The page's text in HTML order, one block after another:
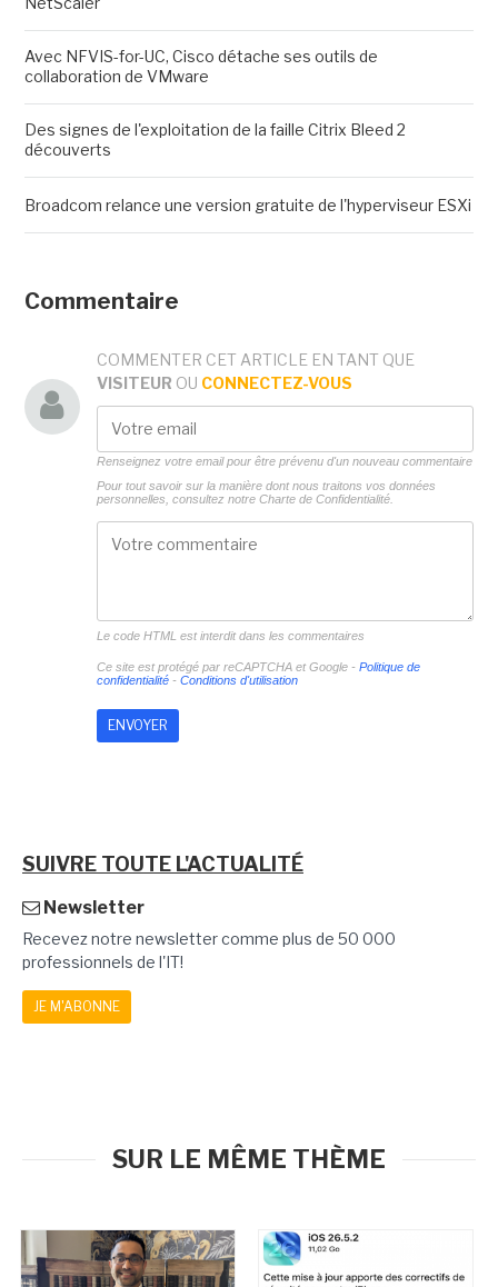
Avec NFVIS-for-UC, Cisco détache ses outils de
collaboration de VMware
Des signes de l'exploitation de la faille Citrix Bleed 2
découverts
Broadcom relance une version gratuite de l'hyperviseur ESXi
Commentaire
COMMENTER CET ARTICLE EN TANT QUE
VISITEUR OU CONNECTEZ-VOUS
Renseignez votre email pour être prévenu d'un nouveau commentaire
Pour tout savoir sur la manière dont nous traitons vos données
personnelles, consultez notre Charte de Confidentialité.
Le code HTML est interdit dans les commentaires
Ce site est protégé par reCAPTCHA et Google - Politique de
confidentialité- Conditions d'utilisation
SUIVRE TOUTE L'ACTUALITÉ
Newsletter
Recevez notre newsletter comme plus de 50 000
professionnels de l'IT!
JE M'ABONNE
SUR LE MÊME THÈME